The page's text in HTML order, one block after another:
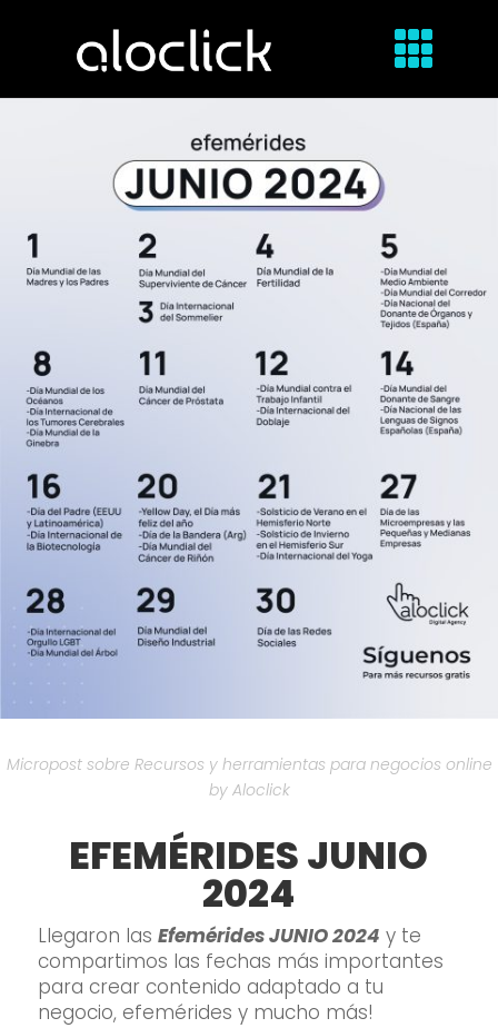
Micropost sobre Recursos y herramientas para negocios online
by Aloclick
EFEMÉRIDES JUNIO
2024
Llegaron las Efemérides JUNIO 2024 y te
compartimos las fechas más importantes
para crear contenido adaptado a tu
negocio, efemérides y mucho más!